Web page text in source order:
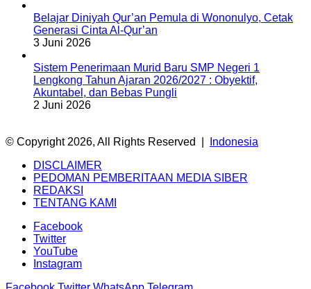
Belajar Diniyah Qur’an Pemula di Wononulyo, Cetak
Generasi Cinta Al-Qur’an
3 Juni 2026
Sistem Penerimaan Murid Baru SMP Negeri 1
Lengkong Tahun Ajaran 2026/2027 : Obyektif,
Akuntabel, dan Bebas Pungli
2 Juni 2026
© Copyright 2026, All Rights Reserved |
Indonesia
DISCLAIMER
PEDOMAN PEMBERITAAN MEDIA SIBER
REDAKSI
TENTANG KAMI
Facebook
Twitter
YouTube
Instagram